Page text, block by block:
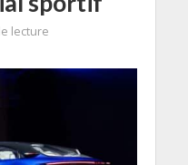
lecture